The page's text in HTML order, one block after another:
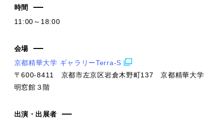
時間
11:00～18:00
会場
京都精華大学 ギャラリーTerra-S
〒600-8411 京都市左京区岩倉木野町137 京都精華大学
明窓館３階
出演・出展者